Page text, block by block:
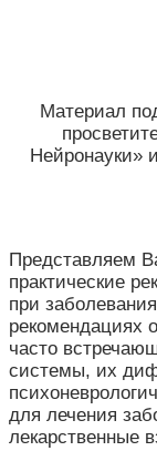
Материал
Нейронауки»
Представляем
практические
при
рекомендациях
часто
системы, их
для лечения
лекарственные